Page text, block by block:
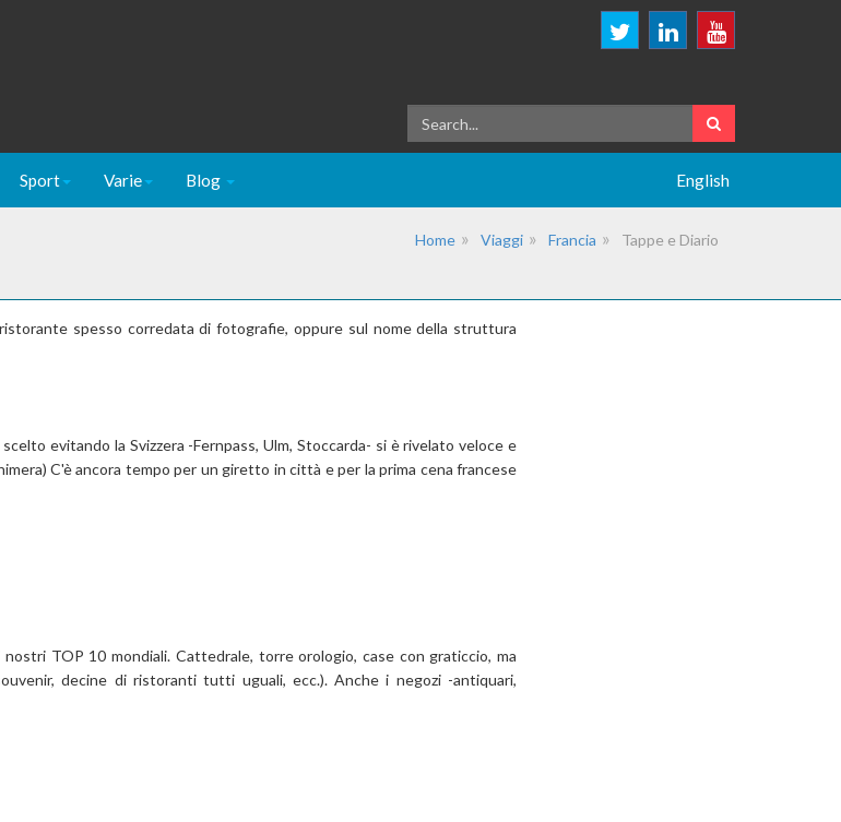
Sport Varie Blog English
Home Viaggi Francia Tappe e Diario
spesso corredata di fotografie, oppure sul nome della struttura
evitando la Svizzera -Fernpass, Ulm, Stoccarda- si è rivelato veloce e
C'è ancora tempo per un giretto in città e per la prima cena francese
TOP 10 mondiali. Cattedrale, torre orologio, case con graticcio, ma
decine di ristoranti tutti uguali, ecc.). Anche i negozi -antiquari,